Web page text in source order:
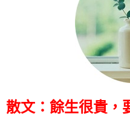
散文：餘生很貴